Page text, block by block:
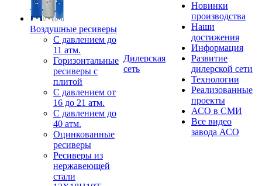
Воздушные ресиверы
С давлением до
11 атм.
Горизонтальные
ресиверы с
плитой
С давлением от
16 до 21 атм.
С давлением до
40 атм.
Оцинкованные
ресиверы
Ресиверы из
нержавеющей
стали
Дилерская
сеть
Новинки
производства
Наши
достижения
Информация
Развитие
дилерской сети
Технологии
Реализованные
проекты
АСО в СМИ
Все видео
завода АСО